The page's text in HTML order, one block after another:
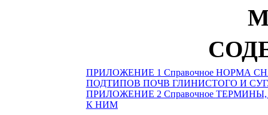
ПРИЛОЖЕНИЕ 1 Справочное НОРМА
ПОДТИПОВ ПОЧВ ГЛИНИСТОГО И
ПРИЛОЖЕНИЕ 2 Справочное ТЕРМИНЫ,
К НИМ